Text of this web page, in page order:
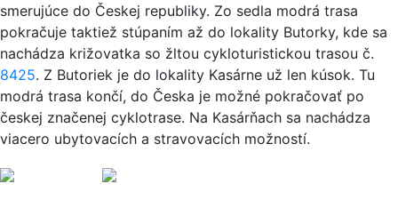
smerujúce do Českej republiky. Zo sedla modrá trasa
pokračuje taktiež stúpaním až do lokality Butorky, kde sa
nachádza križovatka so žltou cykloturistickou trasou č.
8425. Z Butoriek je do lokality Kasárne už len kúsok. Tu
modrá trasa končí, do Česka je možné pokračovať po
českej značenej cyklotrase. Na Kasárňach sa nachádza
viacero ubytovacích a stravovacích možností.